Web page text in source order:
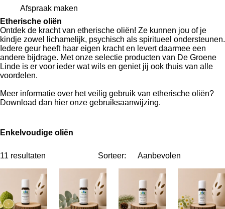
Afspraak maken
Etherische oliën
Ontdek de kracht van etherische oliën! Ze kunnen jou of je
kindje zowel lichamelijk, psychisch als spiritueel ondersteunen.
Iedere geur heeft haar eigen kracht en levert daarmee een
andere bijdrage. Met onze selectie producten van De Groene
Linde is er voor ieder wat wils en geniet jij ook thuis van alle
voordelen.
Meer informatie over het veilig gebruik van etherische oliën?
Download dan hier onze gebruiksaanwijzing.
Enkelvoudige oliën
11 resultaten Sorteer: